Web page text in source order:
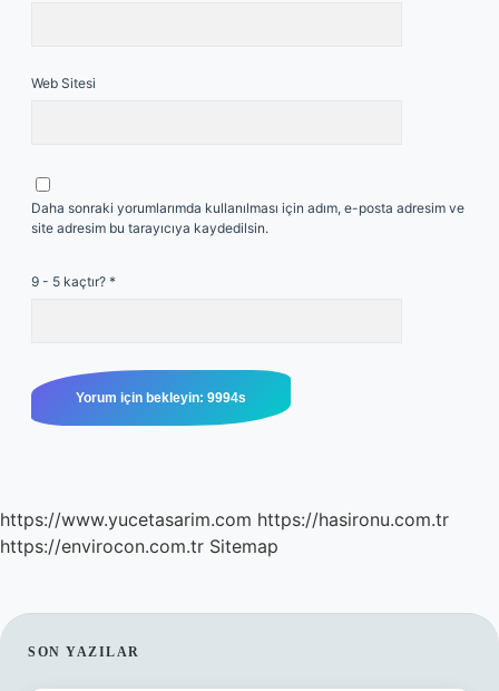
Web Sitesi
Daha sonraki yorumlarımda kullanılması için adım, e-posta adresim ve
site adresim bu tarayıcıya kaydedilsin.
9 - 5 kaçtır? *
https://www.yucetasarim.com https://hasironu.com.tr
https://envirocon.com.tr Sitemap
SIDEBAR
SON YAZILAR